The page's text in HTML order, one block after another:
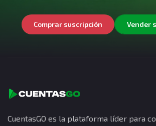
Comprar suscripción Vender
CuentasGO es la plataforma líder para